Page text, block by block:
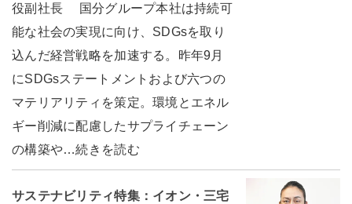
役副社長 国分グループ本社は持続可
能な社会の実現に向け、SDGsを取り
込んだ経営戦略を加速する。昨年9月
にSDGsステートメントおよび六つの
マテリアリティを策定。環境とエネル
ギー削減に配慮したサプライチェーン
の構築や…続きを読む
サステナビリティ特集：イオン・三宅